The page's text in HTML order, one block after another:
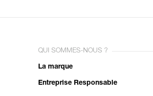
QUI SOMMES-NOUS ?
La marque
Entreprise Responsable